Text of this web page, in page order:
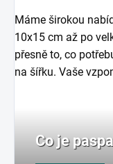
Máme širokou
10x15 cm až po
přesně to, co
na šířku. Vaše
Co je